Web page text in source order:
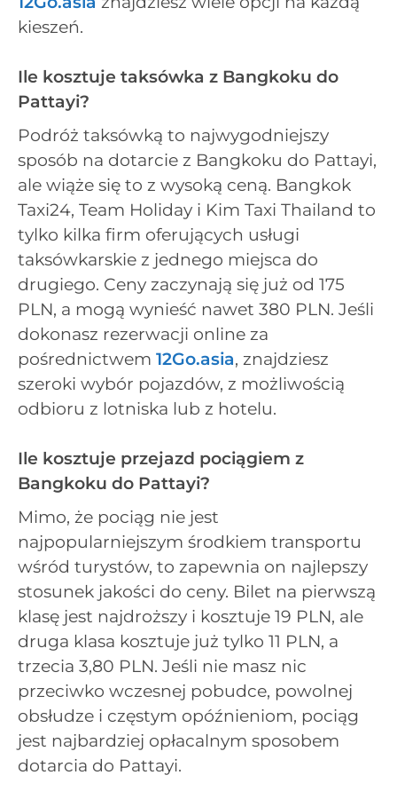
kieszeń.
Ile kosztuje taksówka z Bangkoku do
Pattayi?
Podróż taksówką to najwygodniejszy
sposób na dotarcie z Bangkoku do Pattayi,
ale wiąże się to z wysoką ceną. Bangkok
Taxi24, Team Holiday i Kim Taxi Thailand to
tylko kilka firm oferujących usługi
taksówkarskie z jednego miejsca do
drugiego. Ceny zaczynają się już od 175
PLN, a mogą wynieść nawet 380 PLN. Jeśli
dokonasz rezerwacji online za
pośrednictwem 12Go.asia, znajdziesz
szeroki wybór pojazdów, z możliwością
odbioru z lotniska lub z hotelu.
Ile kosztuje przejazd pociągiem z
Bangkoku do Pattayi?
Mimo, że pociąg nie jest
najpopularniejszym środkiem transportu
wśród turystów, to zapewnia on najlepszy
stosunek jakości do ceny. Bilet na pierwszą
klasę jest najdroższy i kosztuje 19 PLN, ale
druga klasa kosztuje już tylko 11 PLN, a
trzecia 3,80 PLN. Jeśli nie masz nic
przeciwko wczesnej pobudce, powolnej
obsłudze i częstym opóźnieniom, pociąg
jest najbardziej opłacalnym sposobem
dotarcia do Pattayi.